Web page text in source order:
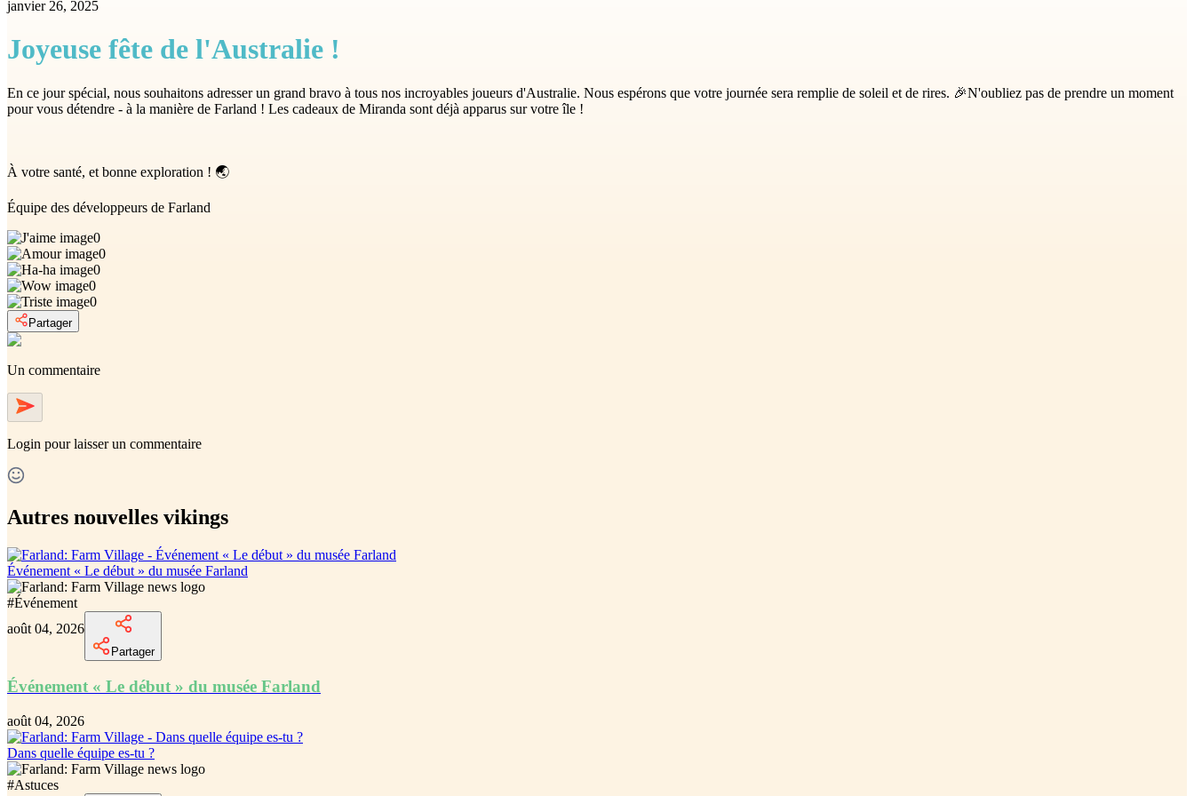
janvier 26, 2025
Joyeuse fête de l'Australie !
En ce jour spécial, nous souhaitons adresser un grand bravo à tous nos incroyables joueurs d'Australie. Nous espérons que votre journée sera remplie de soleil et de rires. 🎉N'oubliez pas de prendre un moment
pour vous détendre - à la manière de Farland ! Les cadeaux de Miranda sont déjà apparus sur votre île !
À votre santé, et bonne exploration ! 🌏
Équipe des développeurs de Farland
0
0
0
0
0
Partager
Un commentaire
Login pour laisser un commentaire
Autres nouvelles vikings
Événement « Le début » du musée Farland
#Événement
août 04, 2026
Partager
Événement « Le début » du musée Farland
août 04, 2026
Dans quelle équipe es-tu ?
#Astuces